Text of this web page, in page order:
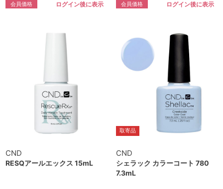
会員価格 ログイン後に表示 会員価格 ログイン後に表示
CND
RESQアールエックス 15mL
取寄品
CND
シェラック カラーコート 780
7.3mL